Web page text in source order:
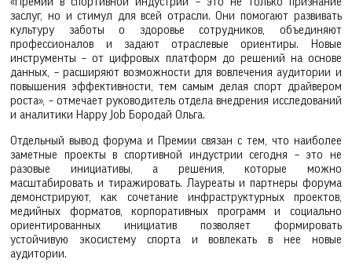
заслуг, но и стимул для всей отрасли. Они помогают развивать
культуру заботы о здоровье сотрудников, объединяют
профессионалов и задают отраслевые ориентиры. Новые
инструменты – от цифровых платформ до решений на основе
данных, – расширяют возможности для вовлечения аудитории и
повышения эффективности, тем самым делая спорт драйвером
роста», – отмечает руководитель отдела внедрения исследований
и аналитики Happy Job Бородай Ольга.
Отдельный вывод форума и Премии связан с тем, что наиболее
заметные проекты в спортивной индустрии сегодня – это не
разовые инициативы, а решения, которые можно
масштабировать и тиражировать. Лауреаты и партнеры форума
демонстрируют, как сочетание инфраструктурных проектов,
медийных форматов, корпоративных программ и социально
ориентированных инициатив позволяет формировать
устойчивую экосистему спорта и вовлекать в нее новые
аудитории.